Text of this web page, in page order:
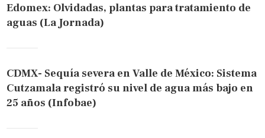
Edomex: Olvidadas, plantas para tratamiento de
aguas (La Jornada)
CDMX- Sequía severa en Valle de México: Sistema
Cutzamala registró su nivel de agua más bajo en
25 años (Infobae)